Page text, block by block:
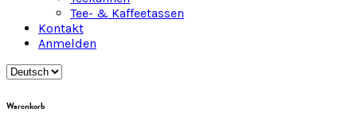
Tee- & Kaffeetassen
Kontakt
Anmelden
Warenkorb